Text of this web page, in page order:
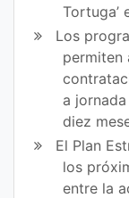
Tortuga’
Los
permiten
a
diez
El Plan
los
entre la